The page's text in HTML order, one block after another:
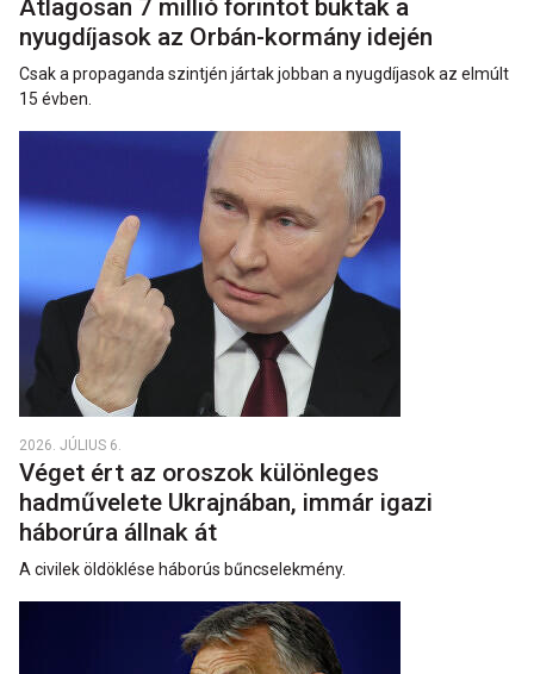
Átlagosan 7 millió forintot buktak a
nyugdíjasok az Orbán-kormány idején
Csak a propaganda szintjén jártak jobban a nyugdíjasok az elmúlt
15 évben.
2026. JÚLIUS 6.
Véget ért az oroszok különleges
hadművelete Ukrajnában, immár igazi
háborúra állnak át
A civilek öldöklése háborús bűncselekmény.